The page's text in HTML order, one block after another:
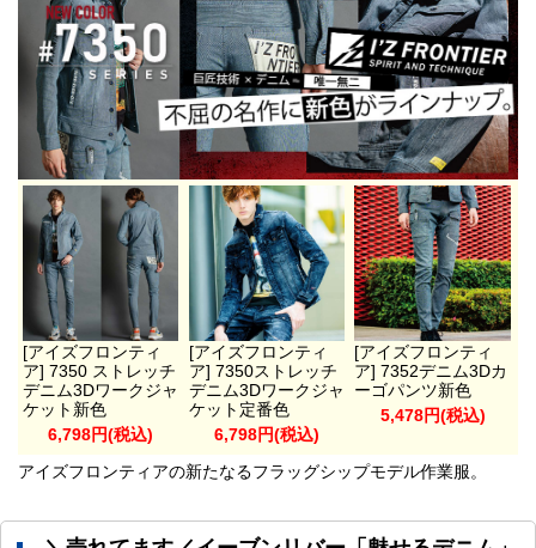
[アイズフロンティ
ア] 7350 ストレッチ
デニム3Dワークジャ
ケット新色
6,798円(税込)
[アイズフロンティ
ア] 7350ストレッチ
デニム3Dワークジャ
ケット定番色
6,798円(税込)
[アイズフロンティ
ア] 7352デニム3Dカ
ーゴパンツ新色
5,478円(税込)
アイズフロンティアの新たなるフラッグシップモデル作業服。